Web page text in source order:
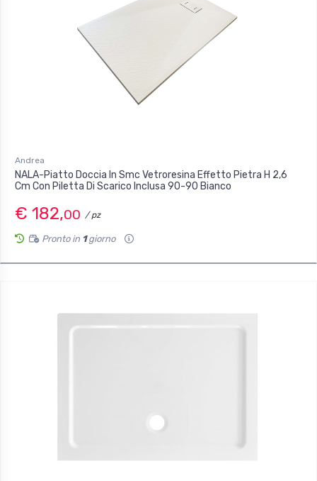
Andrea
NALA-Piatto Doccia In Smc Vetroresina Effetto Pietra H 2,6
Cm Con Piletta Di Scarico Inclusa 90-90 Bianco
€ 182,00 / pz
Pronto in 1giorno